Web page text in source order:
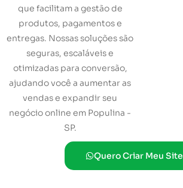
que facilitam a gestão de
produtos, pagamentos e
entregas. Nossas soluções são
seguras, escaláveis e
otimizadas para conversão,
ajudando você a aumentar as
vendas e expandir seu
negócio online em Populina -
SP.
Quero Criar Meu Site